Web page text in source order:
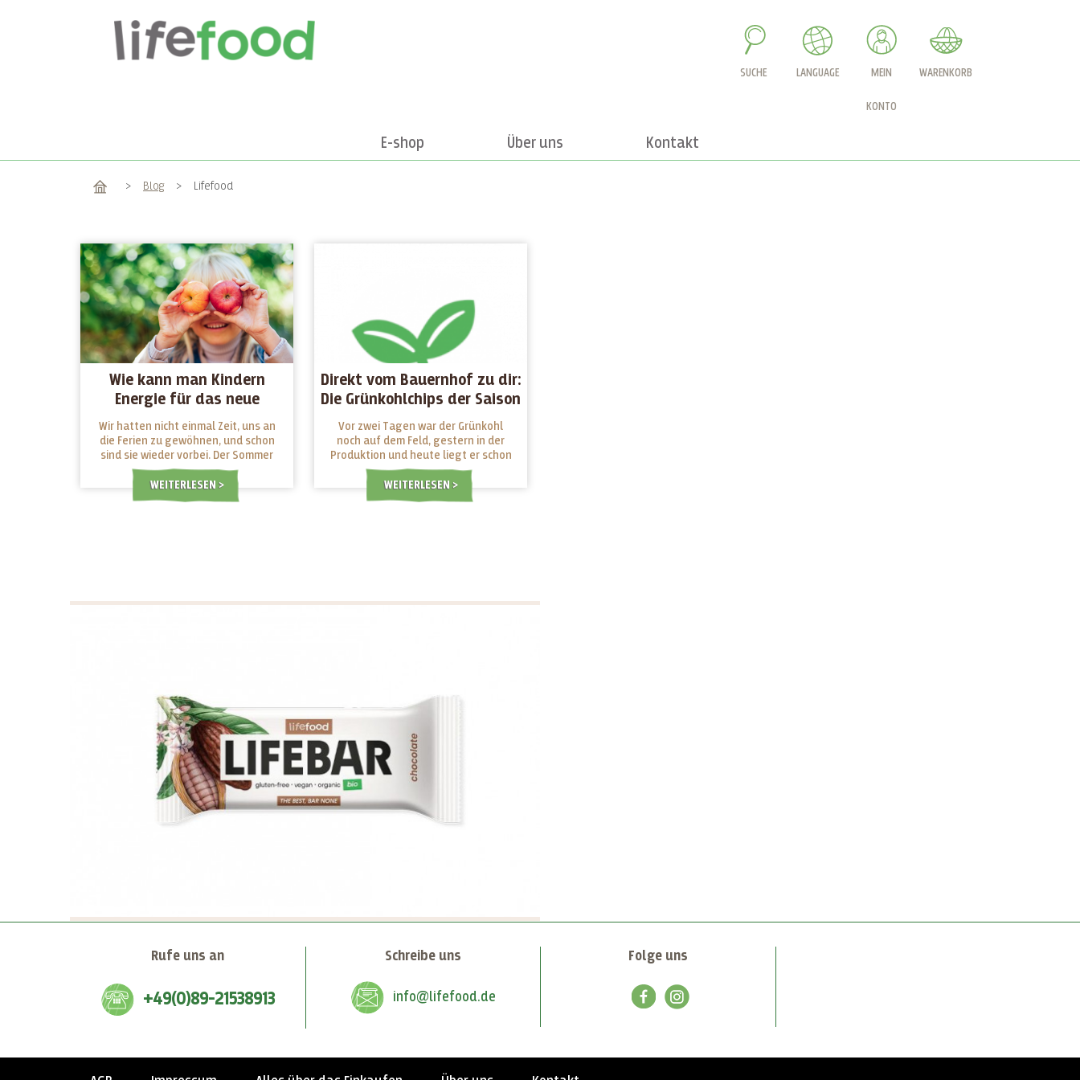
SUCHE LANGUAGE MEIN
KONTO
WARENKORB
E-shop Über uns Kontakt
Home > Blog > Lifefood
Wie kann man Kindern
Energie für das neue
Schuljahr geben?
Wir hatten nicht einmal Zeit, uns an
die Ferien zu gewöhnen, und schon
sind sie wieder vorbei. Der Sommer
war lustig, voller neuer
Herausforderungen und Abenteuer.
Jetzt steht ein neues Schuljahr vor
WEITERLESEN
Direkt vom Bauernhof zu dir:
Die Grünkohlchips der Saison
sind da!
Vor zwei Tagen war der Grünkohl
noch auf dem Feld, gestern in der
Produktion und heute liegt er schon
in deinen Händen - die frischesten
Grünkohlchips, die du finden kannst.
WEITERLESEN
Rufe uns an
+49(0)89-21538913
Schreibe uns
info@lifefood.de
Folge uns